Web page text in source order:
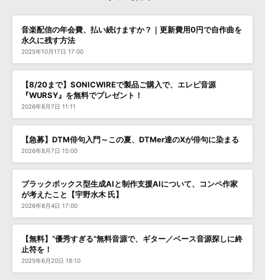
音楽配信の年会費、払い続けますか？｜更新費用0円で自作曲を
永久に残す方法
2025年10月17日 17:00
【8/20まで】SONICWIREで製品ご購入で、エレピ音源
『WURSY』を無料でプレゼント！
2026年8月7日 11:11
【急募】DTM俳句入門～この夏、DTMer達のXが俳句に染まる
2026年8月7日 15:00
ブラックボックス型生成AIと制作支援AIについて、コンペ作家
が考えたこと【宇野水木 氏】
2026年8月4日 17:00
【無料】“優秀すぎる”無料音源で、ギター／ベース音源探しに終
止符を！
2025年6月20日 18:10